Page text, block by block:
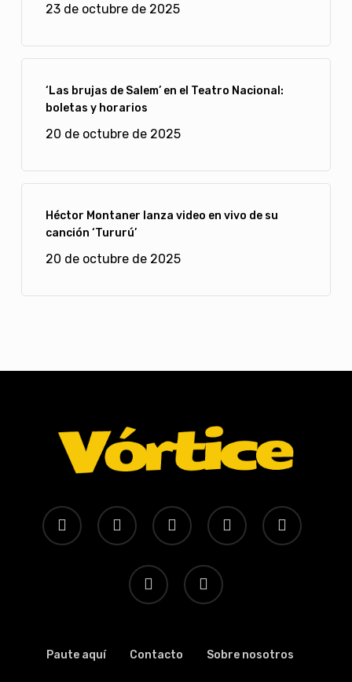
23 de octubre de 2025
‘Las brujas de Salem’ en el Teatro Nacional:
boletas y horarios
20 de octubre de 2025
Héctor Montaner lanza video en vivo de su
canción ‘Tururú’
20 de octubre de 2025
x-
twitter
facebook youtube instagram whatsapp
tiktok threads
Paute aquí Contacto Sobre nosotros